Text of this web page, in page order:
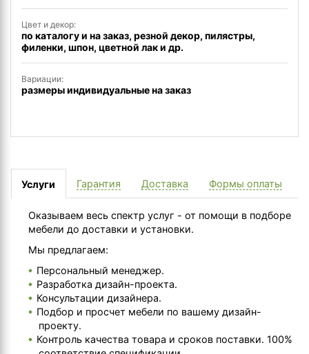
Цвет и декор:
по каталогу и на заказ, резной декор, пилястры,
филенки, шпон, цветной лак и др.
Вариации:
размеры индивидуальные на заказ
Услуги
Оказываем весь спектр услуг - от помощи в подборе
мебели до доставки и установки.
Мы предлагаем:
Персональный менеджер.
Разработка дизайн-проекта.
Консультации дизайнера.
Подбор и просчет мебели по вашему дизайн-
проекту.
Контроль качества товара и сроков поставки. 100%
Гарантия Доставка Формы оплаты